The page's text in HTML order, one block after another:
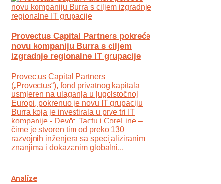
Provectus Capital Partners pokreće
novu kompaniju Burra s ciljem
izgradnje regionalne IT grupacije
Provectus Capital Partners
(„Provectus“), fond privatnog kapitala
usmjeren na ulaganja u jugoistočnoj
Europi, pokrenuo je novu IT grupaciju
Burra koja je investirala u prve tri IT
kompanije - Devōt, Tactu i CoreLine –
čime je stvoren tim od preko 130
razvojnih inženjera sa specijaliziranim
znanjima i dokazanim globalni...
Analize